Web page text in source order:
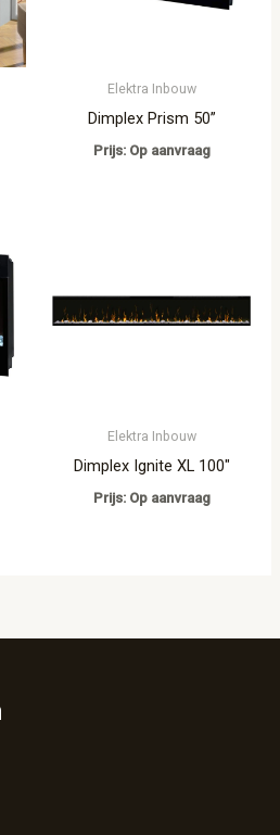
Elektra Inbouw
Dimplex Prism 50”
Prijs: Op aanvraag
Elektra Inbouw
Dimplex Ignite XL 100″
Prijs: Op aanvraag